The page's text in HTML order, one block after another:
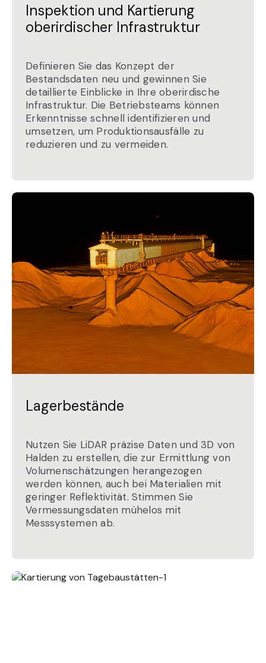
Inspektion und Kartierung
oberirdischer Infrastruktur
Definieren Sie das Konzept der
Bestandsdaten neu und gewinnen Sie
detaillierte Einblicke in Ihre oberirdische
Infrastruktur. Die Betriebsteams können
Erkenntnisse schnell identifizieren und
umsetzen, um Produktionsausfälle zu
reduzieren und zu vermeiden.
Lagerbestände
Nutzen Sie LiDAR präzise Daten und 3D von
Halden zu erstellen, die zur Ermittlung von
Volumenschätzungen herangezogen
werden können, auch bei Materialien mit
geringer Reflektivität. Stimmen Sie
Vermessungsdaten mühelos mit
Messsystemen ab.